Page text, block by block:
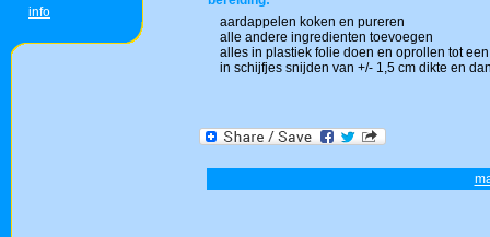
info
aardappelen koken en pureren
alle andere ingredienten toevoegen
alles in plastiek folie doen en oprollen tot
in schijfjes snijden van +/- 1,5 cm dikte en